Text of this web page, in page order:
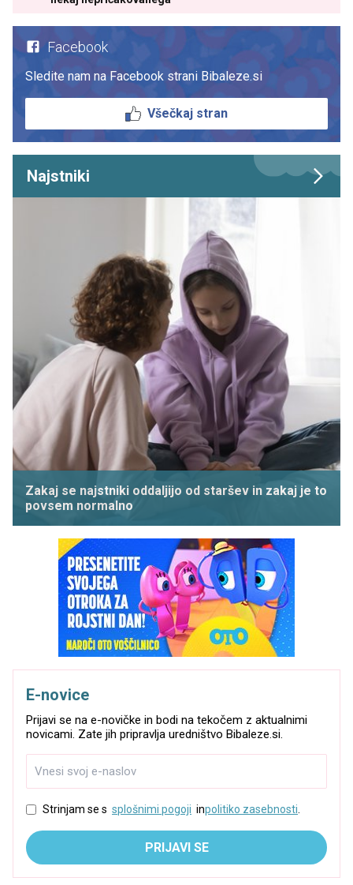
Facebook
Sledite nam na Facebook strani Bibaleze.si
Všečkaj stran
Najstniki
Zakaj se najstniki oddaljijo od staršev in zakaj je to
povsem normalno
E-novice
Prijavi se na e-novičke in bodi na tekočem z aktualnimi
novicami. Zate jih pripravlja uredništvo Bibaleze.si.
Strinjam se s splošnimi pogoji inpolitiko zasebnosti
PRIJAVI SE